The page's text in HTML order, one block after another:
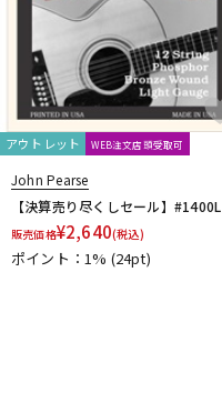
キーボード
管楽器
アンプ
アウトレット WEB注文店頭受取可
John Pearse
【決算売り尽くしセール】#1400L
販売価格¥2,640(税込)
ポイント：1% (24pt)